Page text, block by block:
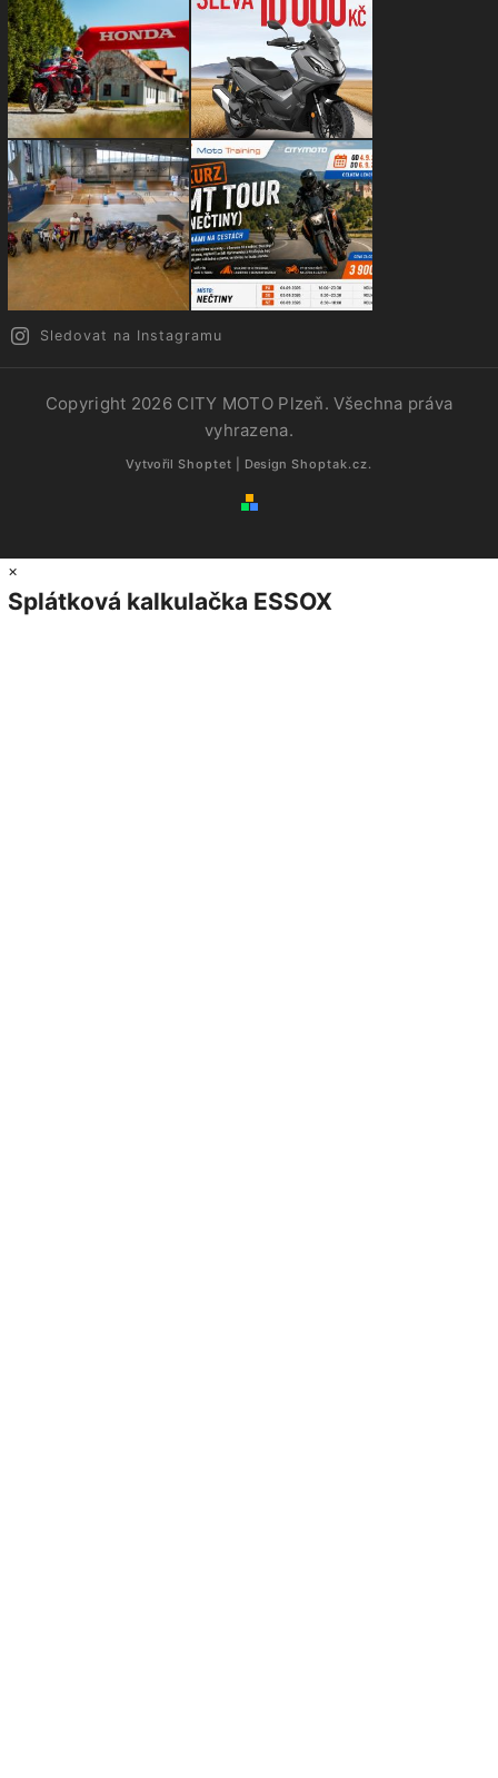
Sledovat na Instagramu
Copyright 2026 CITY MOTO Plzeň. Všechna práva
vyhrazena.
Vytvořil Shoptet | Design Shoptak.cz.
×
Splátková kalkulačka ESSOX